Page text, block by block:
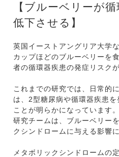
【ブルーベリーが
低下させる】
英国イーストアングリア大学
カップほどのブルーベリーを
者の循環器疾患の発症リスク
これまでの研究では、日常的
は、2型糖尿病や循環器疾患
ことが明らかになっています。
研究チームは、ブルーベリー
クシンドロームに与える影響
メタボリックシンドロームの